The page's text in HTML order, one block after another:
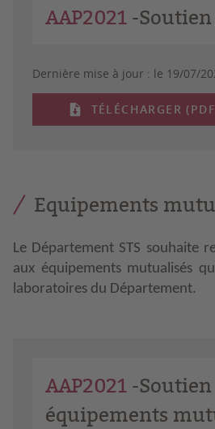
AAP2021 -
Dernière mise à jour : le 19/07/
TÉLÉCHARGER
Equipements
Le Département STS souhaite
aux équipements mutualisés
laboratoires du Département.
AAP2021 -Soutien
équipements